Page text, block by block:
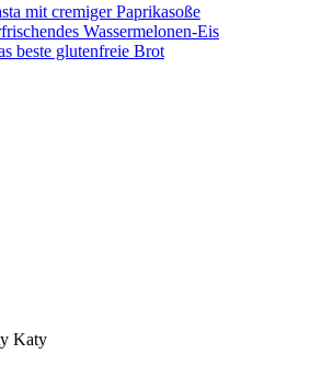
mit cremiger Paprikasoße
Wassermelonen-Eis
beste glutenfreie Brot
Katy